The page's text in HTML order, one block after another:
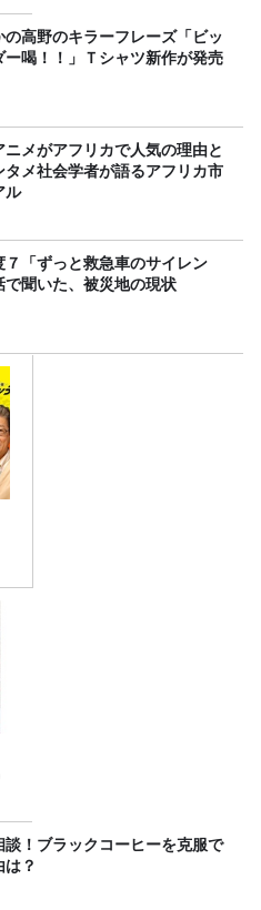
の高野のキラーフレーズ「ビッ
ー喝！！」Ｔシャツ新作が発売
ニメがアフリカで人気の理由と
タメ社会学者が語るアフリカ市
ル
７「ずっと救急車のサイレン
で聞いた、被災地の現状
談！ブラックコーヒーを克服で
は？